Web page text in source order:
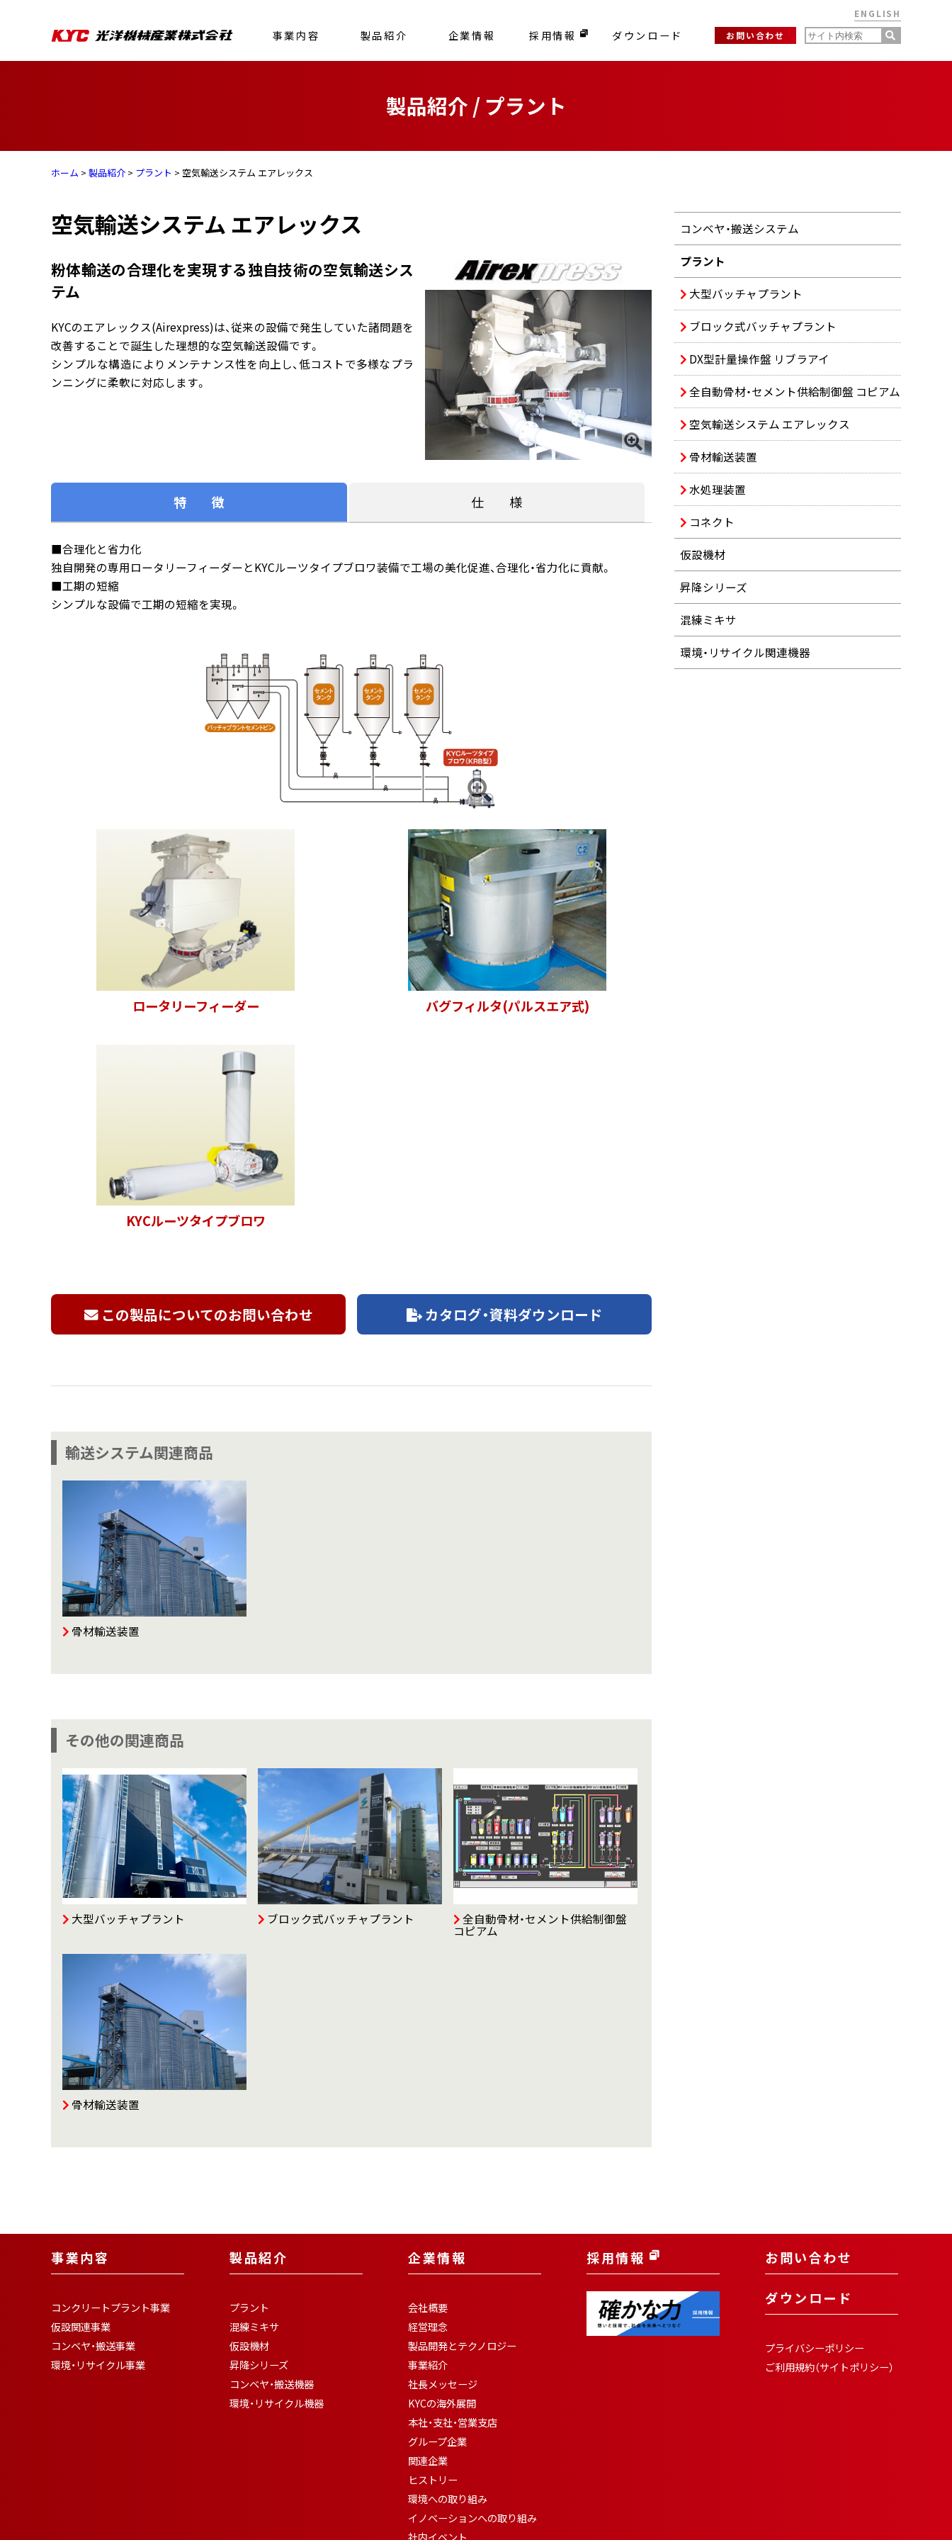
ENGLISH
お問い合わせ
事業内容 製品紹介 企業情報 採用情報 ダウンロード
製品紹介 / プラント
ホーム > 製品紹介 > プラント > 空気輸送システム エアレックス
空気輸送システム エアレックス
粉体輸送の合理化を実現する独自技術の空気輸送シス
テム
KYCのエアレックス(Airexpress)は、従来の設備で発生していた諸問題を
改善することで誕生した理想的な空気輸送設備です。
シンプルな構造によりメンテナンス性を向上し、低コストで多様なプラ
ンニングに柔軟に対応します。
特 徴 仕 様
■合理化と省力化
独自開発の専用ロータリーフィーダーとKYCルーツタイプブロワ装備で工場の美化促進、合理化・省力化に貢献。
■工期の短縮
シンプルな設備で工期の短縮を実現。
ロータリーフィーダー バグフィルタ(パルスエア式)
KYCルーツタイプブロワ
この製品についてのお問い合わせ カタログ・資料ダウンロード
輸送システム関連商品
骨材輸送装置
その他の関連商品
大型バッチャプラント ブロック式バッチャプラント 全自動骨材・セメント供給制御盤
コピアム
骨材輸送装置
コンベヤ・搬送システム
プラント
大型バッチャプラント
ブロック式バッチャプラント
DX型計量操作盤 リブラアイ
全自動骨材・セメント供給制御盤 コピアム
空気輸送システム エアレックス
骨材輸送装置
水処理装置
コネクト
仮設機材
昇降シリーズ
混練ミキサ
環境・リサイクル関連機器
事業内容
コンクリートプラント事業
仮設関連事業
コンベヤ・搬送事業
環境・リサイクル事業
製品紹介
プラント
混練ミキサ
仮設機材
昇降シリーズ
コンベヤ・搬送機器
環境・リサイクル機器
企業情報
会社概要
経営理念
製品開発とテクノロジー
事業紹介
社長メッセージ
KYCの海外展開
本社・支社・営業支店
グループ企業
関連企業
ヒストリー
環境への取り組み
イノベーションへの取り組み
採用情報 お問い合わせ
ダウンロード
プライバシーポリシー
ご利用規約（サイトポリシー）